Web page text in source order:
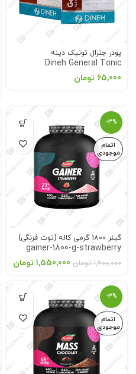
پودر جنرال تونیک دینه
Dineh General Tonic
65,000 تومان
-3%
اتمام
موجودی
گینر 1800 گرمی کاله (توت فرنگی)
gainer-1800-g-strawberry
1,600,000 تومان 1,550,000 تومان
-3%
اتمام
موجودی